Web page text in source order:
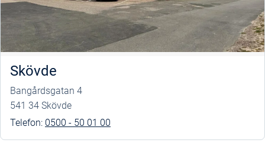
Skövde
Bangårdsgatan 4
541 34 Skövde
Telefon: 0500 - 50 01 00